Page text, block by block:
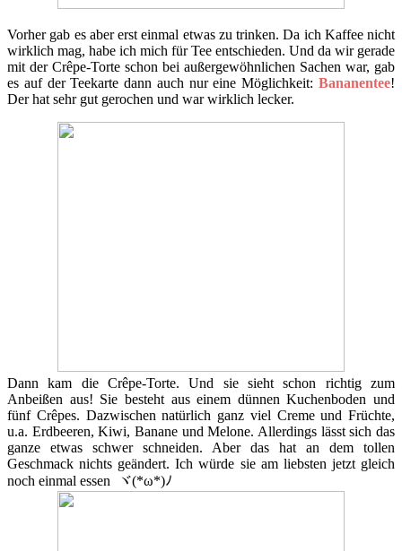
Vorher gab es aber erst einmal etwas zu trinken. Da ich Kaffee nicht
wirklich mag, habe ich mich für Tee entschieden. Und da wir gerade
mit der Crêpe-Torte schon bei außergewöhnlichen Sachen war, gab
es auf der Teekarte dann auch nur eine Möglichkeit: Bananentee!
Der hat sehr gut gerochen und war wirklich lecker.
Dann kam die Crêpe-Torte. Und sie sieht schon richtig zum
Anbeißen aus! Sie besteht aus einem dünnen Kuchenboden und
fünf Crêpes. Dazwischen natürlich ganz viel Creme und Früchte,
u.a. Erdbeeren, Kiwi, Banane und Melone. Allerdings lässt sich das
ganze etwas schwer schneiden. Aber das hat an dem tollen
Geschmack nichts geändert. Ich würde sie am liebsten jetzt gleich
noch einmal essen ヾ(*ω*)ﾉ